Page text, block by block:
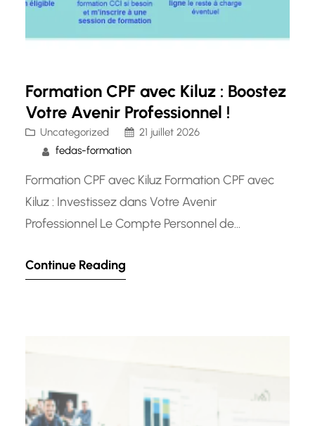
Formation CPF avec Kiluz : Boostez
Votre Avenir Professionnel !
Uncategorized
21 juillet 2026
fedas-formation
Formation CPF avec Kiluz Formation CPF avec
Kiluz : Investissez dans Votre Avenir
Professionnel Le Compte Personnel de
individus souhaitant développer leurs
vous aider à atteindre…
Continue Reading